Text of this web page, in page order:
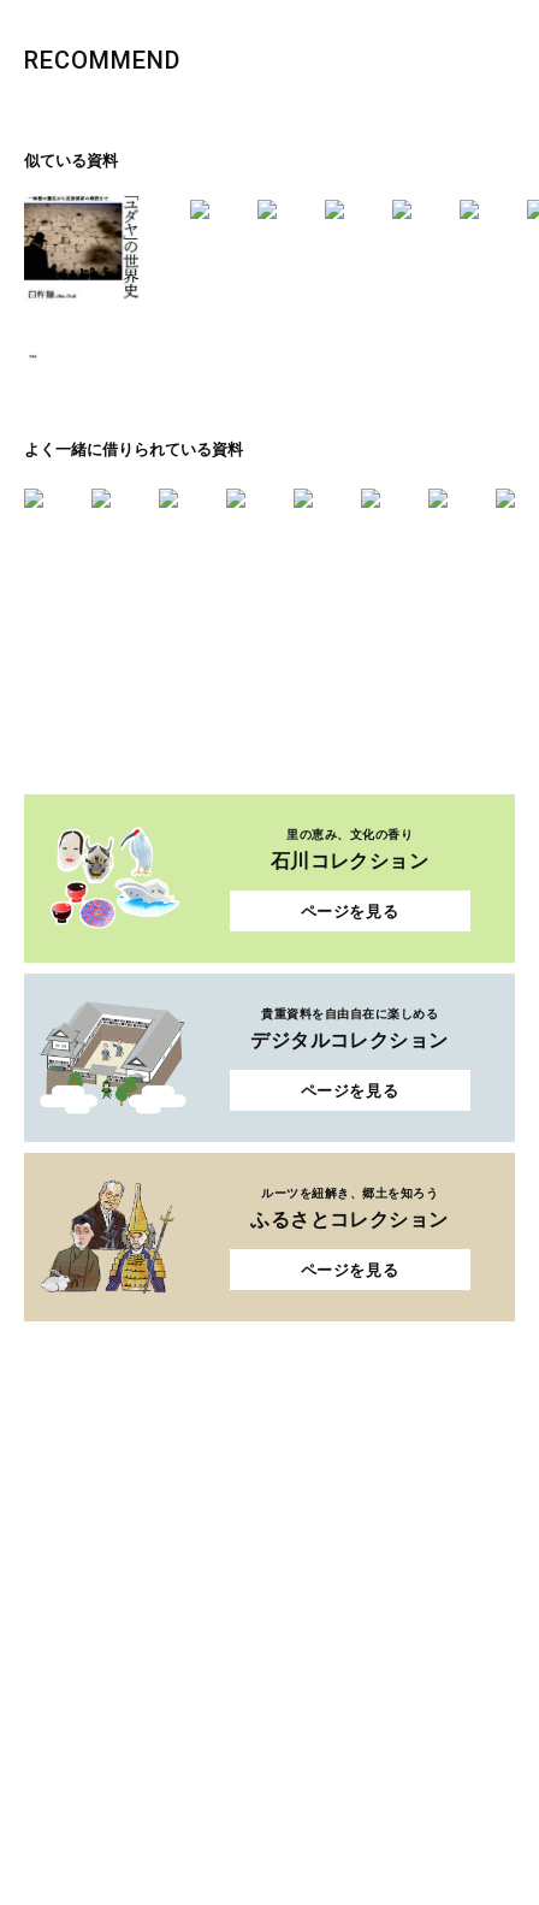
RECOMMEND
似ている資料
よく一緒に借りられている資料
里の恵み、文化の香り
石川コレクション
ページを見る
貴重資料を自由自在に楽しめる
デジタルコレクション
ページを見る
ルーツを紐解き、郷土を知ろう
ふるさとコレクション
ページを見る